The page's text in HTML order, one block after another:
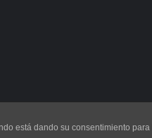
está dando su consentimiento